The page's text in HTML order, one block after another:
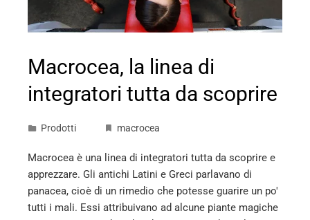
Macrocea, la linea di
integratori tutta da scoprire
Prodotti macrocea
Macrocea è una linea di integratori tutta da scoprire e
apprezzare. Gli antichi Latini e Greci parlavano di
panacea, cioè di un rimedio che potesse guarire un po'
tutti i mali. Essi attribuivano ad alcune piante magiche